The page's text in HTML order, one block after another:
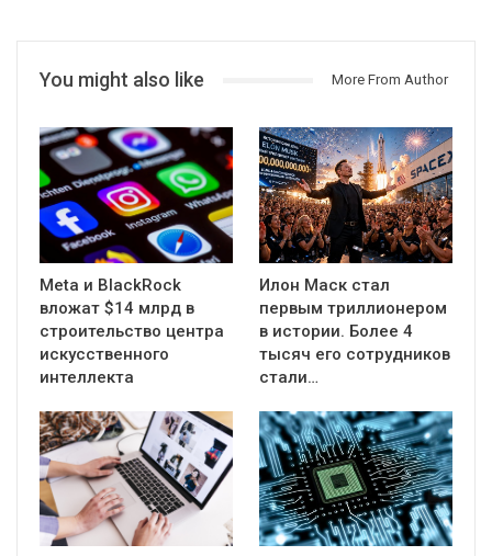
You might also like More From Author
Meta и BlackRock
вложат $14 млрд в
строительство центра
искусственного
интеллекта
Илон Маск стал
первым триллионером
в истории. Более 4
тысяч его сотрудников
стали…